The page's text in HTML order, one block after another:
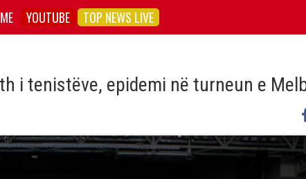
YOUTUBE TOP NEWS LIVE
i tenistëve, epidemi në turneun e